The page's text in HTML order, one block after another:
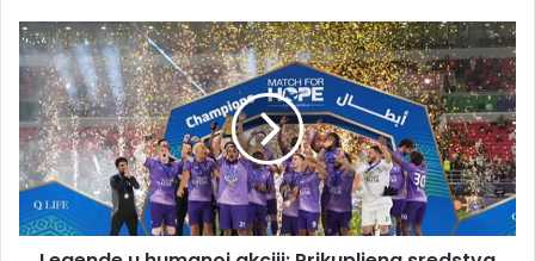
ko
u
play-
off
Legende
u
humanoj
akciji:
Prikupljena
sredstva
za
obrazovanje
djece